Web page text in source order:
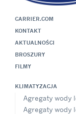
CARRIER.COM
KONTAKT
AKTUALNOŚCI
BROSZURY
FILMY
KLIMATYZACJA
Agregaty wody
Agregaty wody